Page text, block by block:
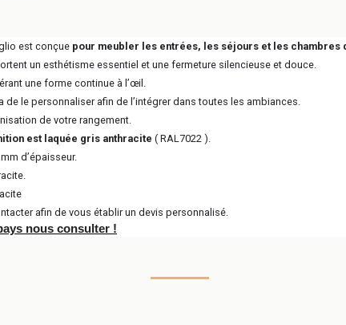
est conçue pour meubler les entrées, les séjours et les chambres
un esthétisme essentiel et une fermeture silencieuse et douce.
une forme continue à l’œil.
le personnaliser afin de l’intégrer dans toutes les ambiances.
de votre rangement.
est laquée gris anthracite ( RAL7022 ).
d’épaisseur.
afin de vous établir un devis personnalisé.
nous consulter !